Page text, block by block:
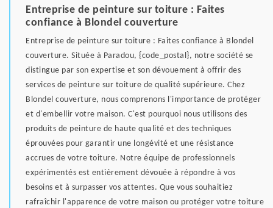
Entreprise de peinture sur toiture : Faites
confiance à Blondel couverture
Entreprise de peinture sur toiture : Faites confiance à Blondel
couverture. Située à Paradou, {code_postal}, notre société se
distingue par son expertise et son dévouement à offrir des
services de peinture sur toiture de qualité supérieure. Chez
Blondel couverture, nous comprenons l'importance de protéger
et d'embellir votre maison. C'est pourquoi nous utilisons des
produits de peinture de haute qualité et des techniques
éprouvées pour garantir une longévité et une résistance
accrues de votre toiture. Notre équipe de professionnels
expérimentés est entièrement dévouée à répondre à vos
besoins et à surpasser vos attentes. Que vous souhaitiez
rafraîchir l'apparence de votre maison ou protéger votre toiture